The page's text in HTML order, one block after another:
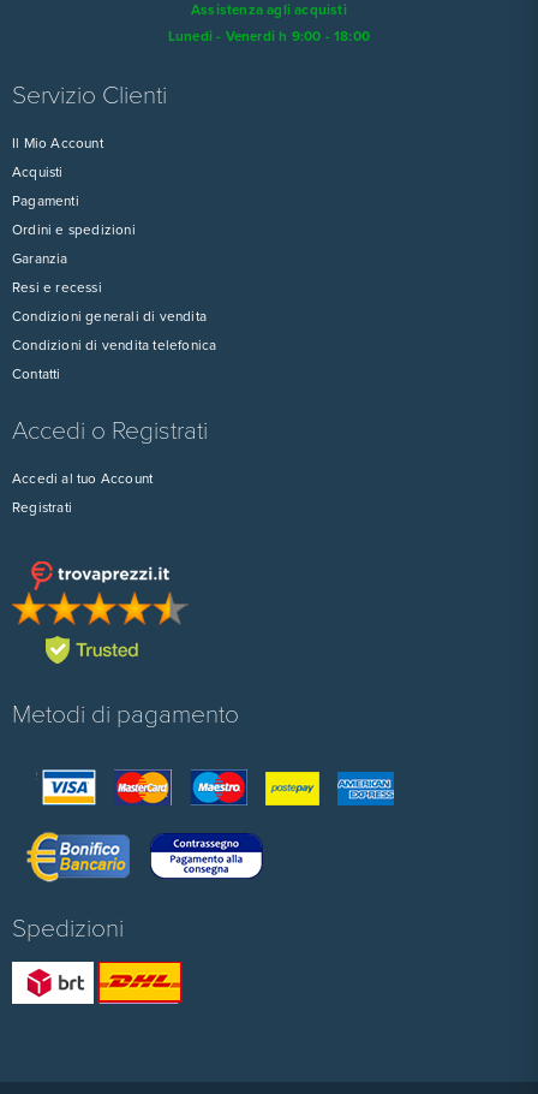
Assistenza agli acquisti
Lunedi - Venerdi h 9:00 - 18:00
Servizio Clienti
Il Mio Account
Acquisti
Pagamenti
Ordini e spedizioni
Garanzia
Resi e recessi
Condizioni generali di vendita
Condizioni di vendita telefonica
Contatti
Accedi o Registrati
Accedi al tuo Account
Registrati
Metodi di pagamento
Spedizioni